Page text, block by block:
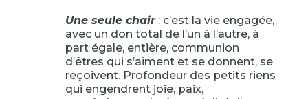
Une seule chair: c’est la vie engagée,
avec un don total de l’un à l’autre, à
part égale, entière, communion
d’êtres qui s’aiment et se donnent, se
reçoivent. Profondeur des petits riens
qui engendrent joie, paix,